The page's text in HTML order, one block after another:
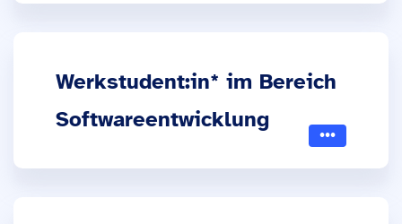
Werkstudent:in* im Bereich
Softwareentwicklung